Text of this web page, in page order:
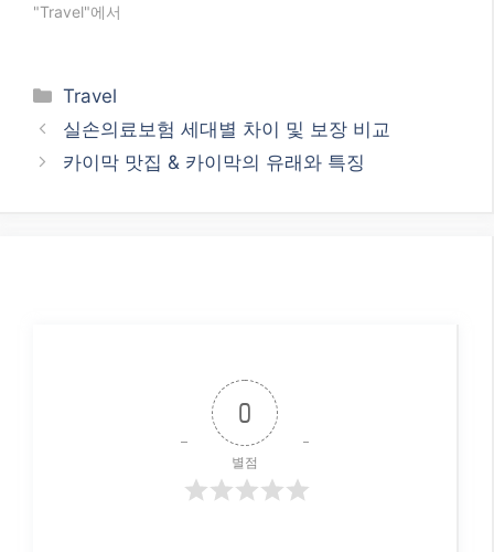
"Travel"에서
Categories
Travel
실손의료보험 세대별 차이 및 보장 비교
카이막 맛집 & 카이막의 유래와 특징
0
별점